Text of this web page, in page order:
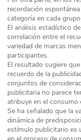
recordación
categoría en cada
El análisis estadístico
correlación entre el
variedad de marcas
participantes.
El resultado sugiere
recuerdo de la
conjuntos de
publicitaria no parece
atribuye en el consumo
Se ha señalado que la
dinámica de
estímulo publicitario es